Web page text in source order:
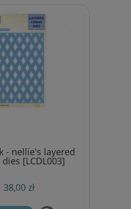
- nellie's layered
[LCDL003]
38,00 zł